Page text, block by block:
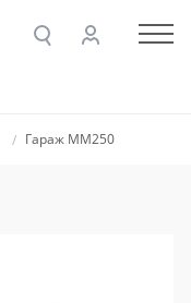
Гараж ММ250